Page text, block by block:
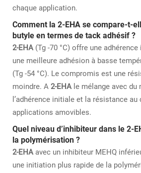
chaque application.
Comment la 2-EHA se compare-t-
butyle en termes de tack adhésif ?
2-EHA (Tg -70 °C) offre une
une meilleure adhésion à basse
(Tg -54 °C). Le compromis est une
moindre. A 2-EHA le mélange avec du
l’adhérence initiale et la résistance
applications amovibles.
Quel niveau d’inhibiteur dans le 2-
la polymérisation ?
2-EHA avec un inhibiteur MEHQ
une initiation plus rapide de la